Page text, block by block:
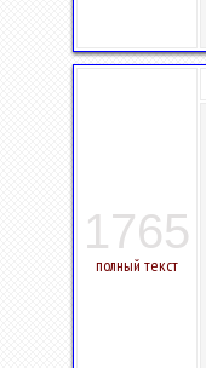
1765
полный текст